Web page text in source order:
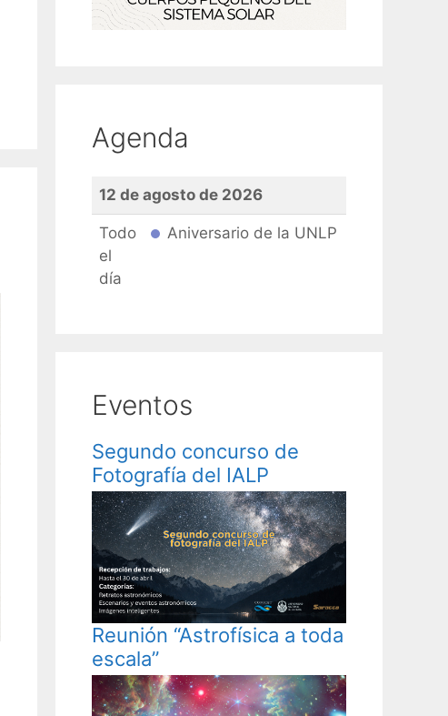
Agenda
12 de agosto de 2026
Todo
el
día
Aniversario de la UNLP
Eventos
Segundo concurso de
Fotografía del IALP
Reunión “Astrofísica a toda
escala”